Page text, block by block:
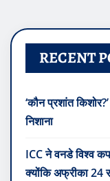
RECENT
‘कौन प्रशांत
निशाना
ICC ने वनडे विश्व
क्योंकि अफ्रीका 24